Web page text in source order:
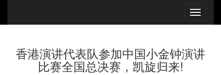
香港演讲代表队参加中国小金钟演讲
比赛全国总决赛，凯旋归来!